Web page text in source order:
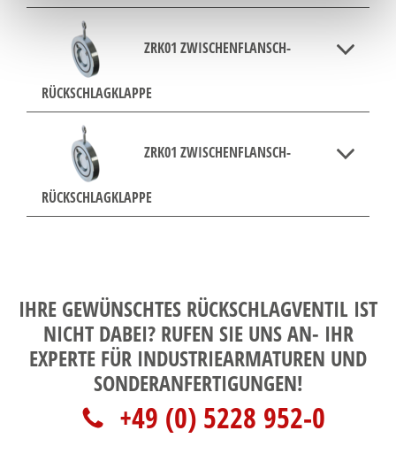
ZRK01 ZWISCHENFLANSCH-
RÜCKSCHLAGKLAPPE
ZRK01 ZWISCHENFLANSCH-
RÜCKSCHLAGKLAPPE
IHRE GEWÜNSCHTES RÜCKSCHLAGVENTIL IST
NICHT DABEI? RUFEN SIE UNS AN- IHR
EXPERTE FÜR INDUSTRIEARMATUREN UND
SONDERANFERTIGUNGEN!
+49 (0) 5228 952-0